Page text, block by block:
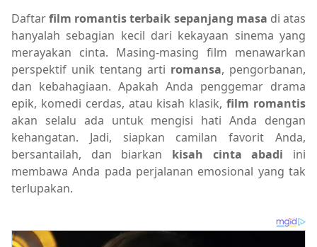
Daftarfilm romantis terbaik sepanjang masa di atas
hanyalah sebagian kecil dari kekayaan sinema yang
merayakan cinta. Masing-masing film menawarkan
perspektif unik tentang arti romansa, pengorbanan,
dan kebahagiaan. Apakah Anda penggemar drama
epik, komedi cerdas, atau kisah klasik,film romantis
akan selalu ada untuk mengisi hati Anda dengan
kehangatan. Jadi, siapkan camilan favorit Anda,
bersantailah, dan biarkan kisah cinta abadi ini
membawa Anda pada perjalanan emosional yang tak
terlupakan.